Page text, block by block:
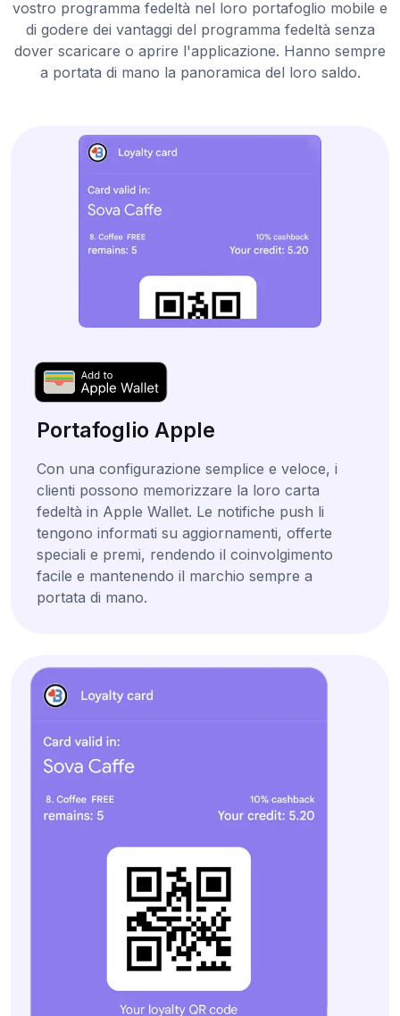
vostro programma fedeltà nel loro portafoglio mobile e
di godere dei vantaggi del programma fedeltà senza
dover scaricare o aprire l'applicazione. Hanno sempre
a portata di mano la panoramica del loro saldo.
Portafoglio Apple
Con una configurazione semplice e veloce, i
clienti possono memorizzare la loro carta
fedeltà in Apple Wallet. Le notifiche push li
tengono informati su aggiornamenti, offerte
speciali e premi, rendendo il coinvolgimento
facile e mantenendo il marchio sempre a
portata di mano.